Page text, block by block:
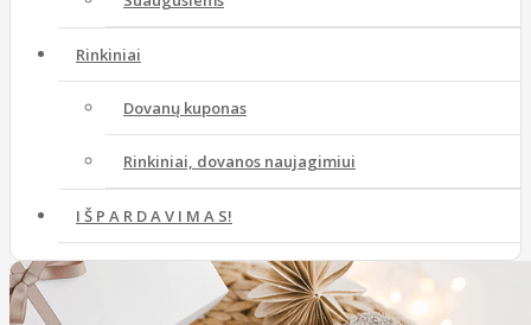
Rinkiniai
Dovanų kuponas
Rinkiniai, dovanos naujagimiui
I Š P A R D A V I M A S!